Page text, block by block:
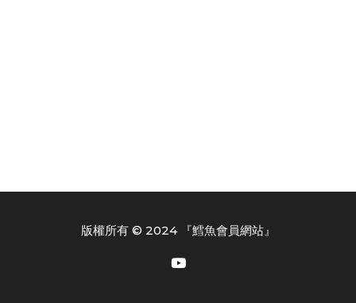
版權所有 © 2024 『鱈魚會員網站』